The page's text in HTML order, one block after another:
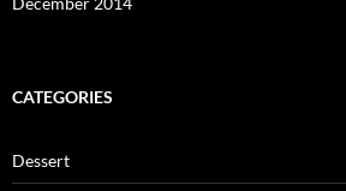
CATEGORIES
Dessert